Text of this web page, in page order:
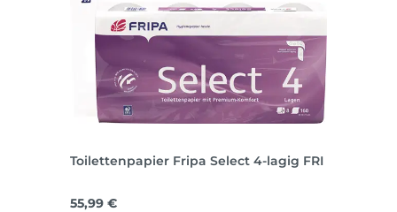
Toilettenpapier Fripa Select 4-lagig FRI
Regulärer Preis:
55,99 €